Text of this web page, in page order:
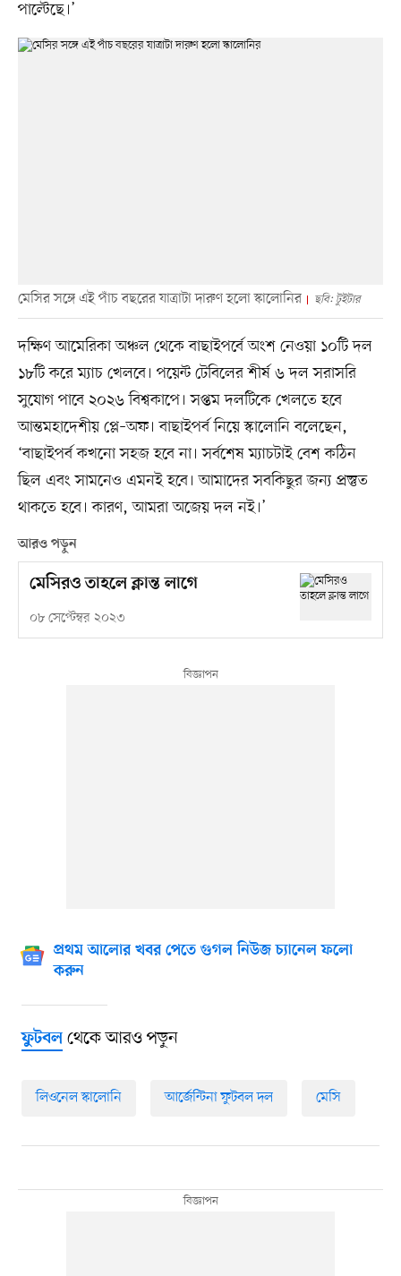
পাল্টেছে।’
মেসির সঙ্গে এই পাঁচ বছরের যাত্রাটা দারুণ হলো স্কালোনির ছবি: টুইটার
দক্ষিণ আমেরিকা অঞ্চল থেকে বাছাইপর্বে অংশ নেওয়া ১০টি দল
১৮টি করে ম্যাচ খেলবে। পয়েন্ট টেবিলের শীর্ষ ৬ দল সরাসরি
সুযোগ পাবে ২০২৬ বিশ্বকাপে। সপ্তম দলটিকে খেলতে হবে
আন্তমহাদেশীয় প্লে–অফ। বাছাইপর্ব নিয়ে স্কালোনি বলেছেন,
‘বাছাইপর্ব কখনো সহজ হবে না। সর্বশেষ ম্যাচটাই বেশ কঠিন
ছিল এবং সামনেও এমনই হবে। আমাদের সবকিছুর জন্য প্রস্তুত
থাকতে হবে। কারণ, আমরা অজেয় দল নই।’
আরও পড়ুন
মেসিরও তাহলে ক্লান্ত লাগে
০৮ সেপ্টেম্বর ২০২৩
প্রথম আলোর খবর পেতে গুগল নিউজ চ্যানেল ফলো
করুন
ফুটবলথেকে আরও পড়ুন
লিওনেল স্কালোনি আর্জেন্টিনা ফুটবল দল মেসি